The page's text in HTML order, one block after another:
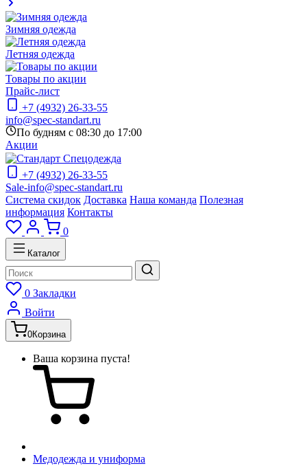
Зимняя одежда
Летняя одежда
Товары по акции
Прайс-лист
+7 (4932) 26-33-55
info@spec-standart.ru
По будням с 08:30 до 17:00
Акции
+7 (4932) 26-33-55
Sale-info@spec-standart.ru
Система скидок Доставка Наша команда Полезная
информация Контакты
0
Каталог
0 Закладки
Войти
0Корзина
Ваша корзина пуста!
Медодежда и униформа